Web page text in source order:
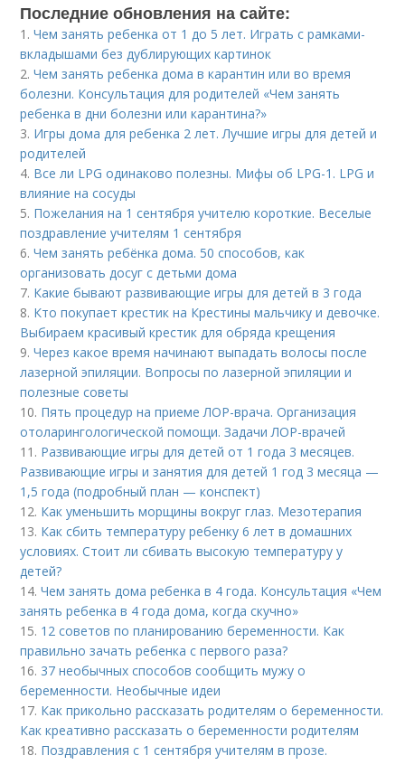
Последние обновления на сайте:
1.Чем занять ребенка от 1 до 5 лет. Играть с рамками-
вкладышами без дублирующих картинок
2.Чем занять ребенка дома в карантин или во время
болезни. Консультация для родителей «Чем занять
ребенка в дни болезни или карантина?»
3. Игры дома для ребенка 2 лет. Лучшие игры для детей и
родителей
4. Все ли LPG одинаково полезны. Мифы об LPG-1. LPG и
влияние на сосуды
5. Пожелания на 1 сентября учителю короткие. Веселые
поздравление учителям 1 сентября
6.Чем занять ребёнка дома. 50 способов, как
организовать досуг с детьми дома
7. Какие бывают развивающие игры для детей в 3 года
8. Кто покупает крестик на Крестины мальчику и девочке.
Выбираем красивый крестик для обряда крещения
9.Через какое время начинают выпадать волосы после
лазерной эпиляции. Вопросы по лазерной эпиляции и
полезные советы
10. Пять процедур на приеме ЛОР-врача. Организация
отоларингологической помощи. Задачи ЛОР-врачей
11. Развивающие игры для детей от 1 года 3 месяцев.
Развивающие игры и занятия для детей 1 год 3 месяца —
1,5 года (подробный план — конспект)
12. Как уменьшить морщины вокруг глаз. Мезотерапия
13. Как сбить температуру ребенку 6 лет в домашних
условиях. Стоит ли сбивать высокую температуру у
детей?
14.Чем занять дома ребенка в 4 года. Консультация «Чем
занять ребенка в 4 года дома, когда скучно»
15. 12 советов по планированию беременности. Как
правильно зачать ребенка с первого раза?
16. 37 необычных способов сообщить мужу о
беременности. Необычные идеи
17. Как прикольно рассказать родителям о беременности.
Как креативно рассказать о беременности родителям
18. Поздравления с 1 сентября учителям в прозе.